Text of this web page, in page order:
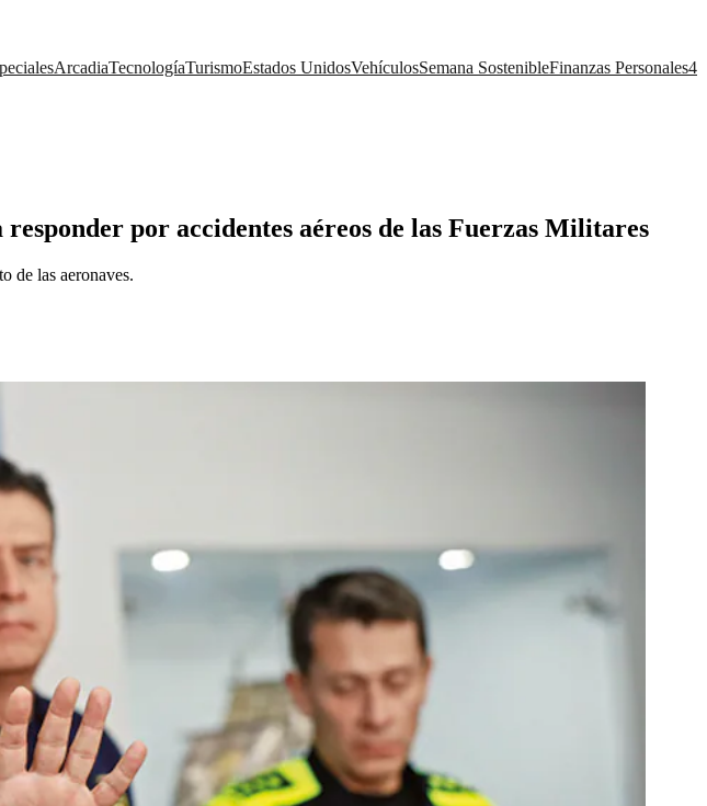
ArcadiaTecnologíaTurismoEstados UnidosVehículosSemana SostenibleFinanzas Personales4
por accidentes aéreos de las Fuerzas Militares
de las aeronaves.